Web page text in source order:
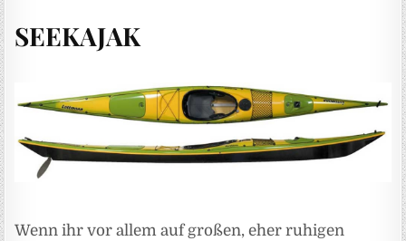
SEEKAJAK
Wenn ihr vor allem auf großen, eher ruhigen